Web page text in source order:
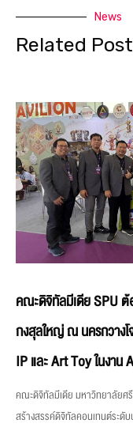
News
Related
คณะดิจิทัลมีเดีย SPU
กงสุลใหญ่ ณ นครกวาง
IP และ Art Toy ในงาน
คณะดิจิทัลมีเดีย มหาวิทยาลัยศ
สร้างสรรค์ดิจิทัลคอนเทนต์ระดั